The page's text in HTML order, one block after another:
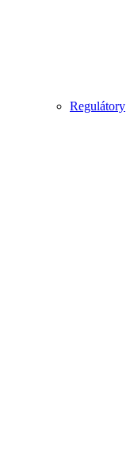
Regulátory